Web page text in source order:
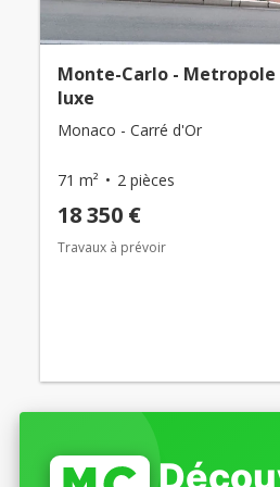
Monte-Carlo - Metropole
luxe
Monaco - Carré d'Or
71 m² 2 pièces
18 350 €
Travaux à prévoir